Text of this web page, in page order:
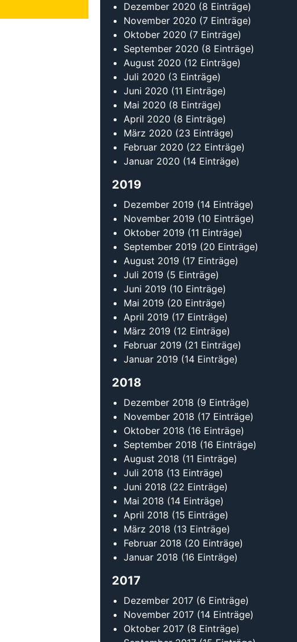
Dezember 2020 (8 Einträge)
November 2020 (7 Einträge)
Oktober 2020 (7 Einträge)
September 2020 (8 Einträge)
August 2020 (12 Einträge)
Juli 2020 (3 Einträge)
Juni 2020 (11 Einträge)
Mai 2020 (8 Einträge)
April 2020 (8 Einträge)
März 2020 (23 Einträge)
Februar 2020 (22 Einträge)
Januar 2020 (14 Einträge)
2019
Dezember 2019 (14 Einträge)
November 2019 (10 Einträge)
Oktober 2019 (11 Einträge)
September 2019 (20 Einträge)
August 2019 (17 Einträge)
Juli 2019 (5 Einträge)
Juni 2019 (10 Einträge)
Mai 2019 (20 Einträge)
April 2019 (17 Einträge)
März 2019 (12 Einträge)
Februar 2019 (21 Einträge)
Januar 2019 (14 Einträge)
2018
Dezember 2018 (9 Einträge)
November 2018 (17 Einträge)
Oktober 2018 (16 Einträge)
September 2018 (16 Einträge)
August 2018 (11 Einträge)
Juli 2018 (13 Einträge)
Juni 2018 (22 Einträge)
Mai 2018 (14 Einträge)
April 2018 (15 Einträge)
März 2018 (13 Einträge)
Februar 2018 (20 Einträge)
Januar 2018 (16 Einträge)
2017
Dezember 2017 (6 Einträge)
November 2017 (14 Einträge)
Oktober 2017 (8 Einträge)